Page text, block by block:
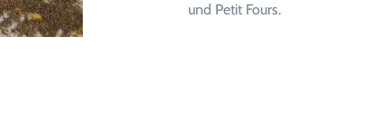
und Petit Fours.